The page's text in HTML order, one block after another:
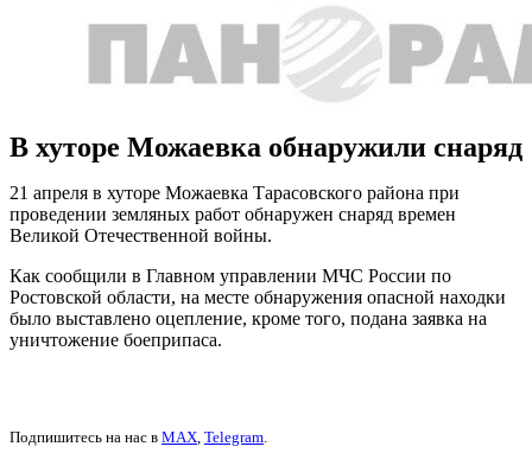
В хуторе Можаевка обнаружили снаряд
21 апреля в хуторе Можаевка Тарасовского района при
проведении земляных работ обнаружен снаряд времен
Великой Отечественной войны.
Как сообщили в Главном управлении МЧС России по
Ростовской области, на месте обнаружения опасной находки
было выставлено оцепление, кроме того, подана заявка на
уничтожение боеприпаса.
Подпишитесь на нас в MAX, Telegram.